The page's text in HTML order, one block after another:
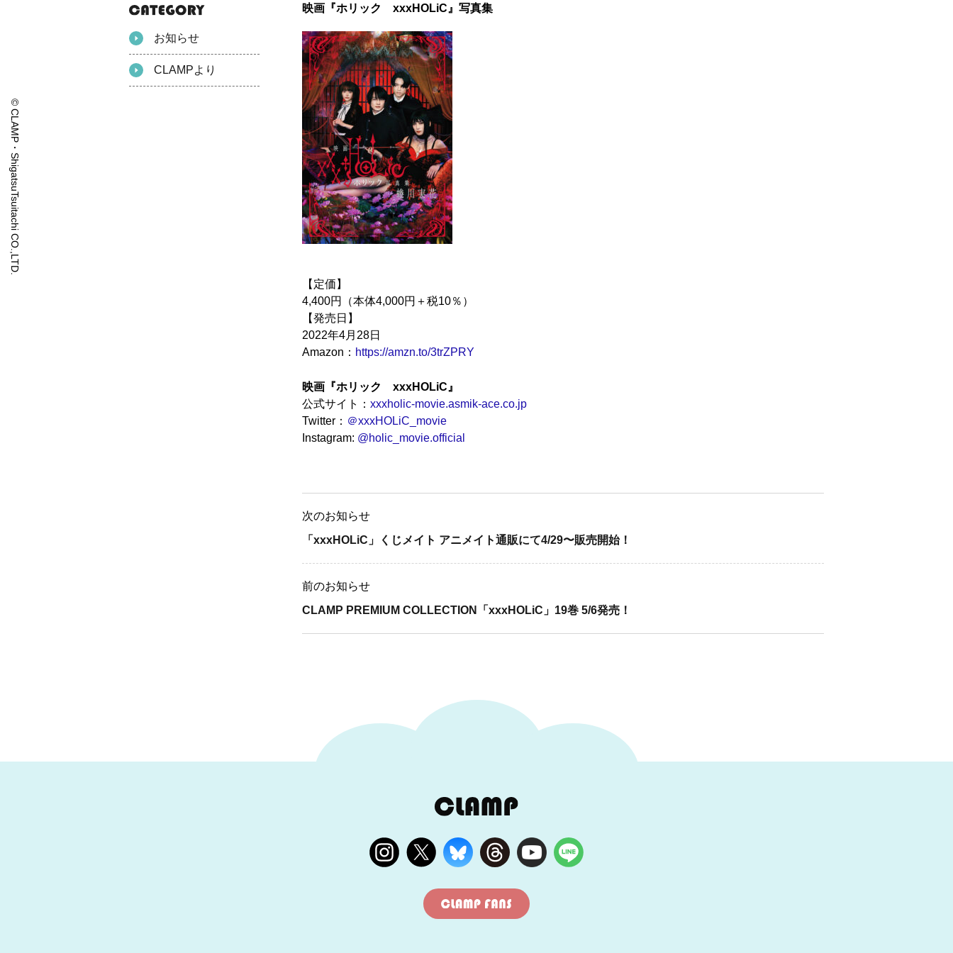
© CLAMP・ShigatsuTsuitachi CO.,LTD.
映画『ホリック xxxHOLiC』写真集
【定価】
4,400円（本体4,000円＋税10％）
【発売日】
2022年4月28日
Amazon： https://amzn.to/3trZPRY
映画『ホリック xxxHOLiC』
公式サイト： xxxholic-movie.asmik-ace.co.jp
Twitter： ＠xxxHOLiC_movie
Instagram: @holic_movie.official
次のお知らせ
「xxxHOLiC」くじメイト アニメイト通販にて4/29〜販売開始！
前のお知らせ
CLAMP PREMIUM COLLECTION「xxxHOLiC」19巻 5/6発売！
お知らせ
CLAMPより